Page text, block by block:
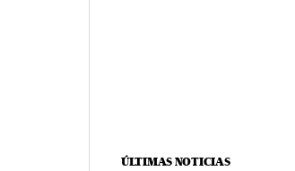
ÚLTIMAS NOTICIAS